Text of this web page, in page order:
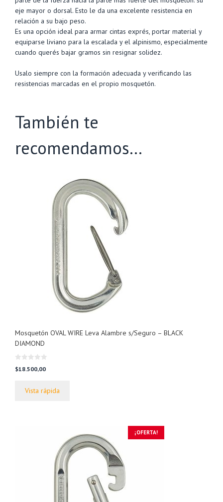
eje mayor o dorsal. Esto le da una excelente resistencia en
relación a su bajo peso.
Es una opción ideal para armar cintas exprés, portar material y
equiparse liviano para la escalada y el alpinismo, especialmente
cuando querés bajar gramos sin resignar solidez.
Usalo siempre con la formación adecuada y verificando las
resistencias marcadas en el propio mosquetón.
También te
recomendamos…
Mosquetón OVAL WIRE Leva Alambre s/Seguro – BLACK
DIAMOND
0
d
$18.500,00
Vista rápida
¡OFERTA!